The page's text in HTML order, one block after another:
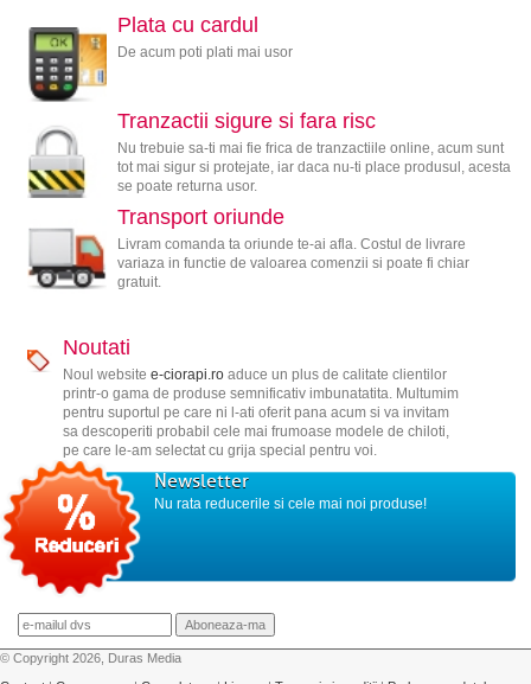
Plata cu cardul
De acum poti plati mai usor
Tranzactii sigure si fara risc
Nu trebuie sa-ti mai fie frica de tranzactiile online, acum sunt
tot mai sigur si protejate, iar daca nu-ti place produsul, acesta
se poate returna usor.
Transport oriunde
Livram comanda ta oriunde te-ai afla. Costul de livrare
variaza in functie de valoarea comenzii si poate fi chiar
gratuit.
Noutati
Noul website e-ciorapi.roaduce un plus de calitate clientilor
printr-o gama de produse semnificativ imbunatatita. Multumim
pentru suportul pe care ni l-ati oferit pana acum si va invitam
sa descoperiti probabil cele mai frumoase modele de chiloti,
pe care le-am selectat cu grija special pentru voi.
Newsletter
Nu rata reducerile si cele mai noi produse!
© Copyright 2026, Duras Media